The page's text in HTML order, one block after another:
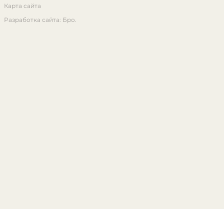
Карта сайта
Разработка сайта: Бро.